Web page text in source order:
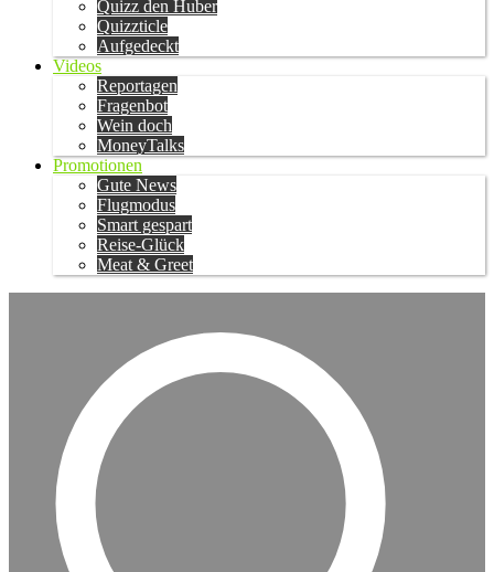
Quizz den Huber
Quizzticle
Aufgedeckt
Videos
Reportagen
Fragenbot
Wein doch
MoneyTalks
Promotionen
Gute News
Flugmodus
Smart gespart
Reise-Glück
Meat & Greet